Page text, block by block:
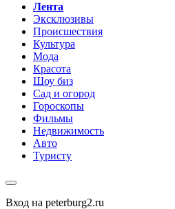
Лента
Эксклюзивы
Происшествия
Культура
Мода
Красота
Шоу биз
Сад и огород
Гороскопы
Фильмы
Недвижимость
Авто
Туристу
Вход на peterburg2.ru